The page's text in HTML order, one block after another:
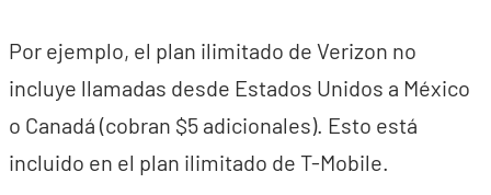
Por ejemplo, el plan ilimitado de Verizon no
incluye llamadas desde Estados Unidos a México
o Canadá (cobran $5 adicionales). Esto está
incluido en el plan ilimitado de T-Mobile.